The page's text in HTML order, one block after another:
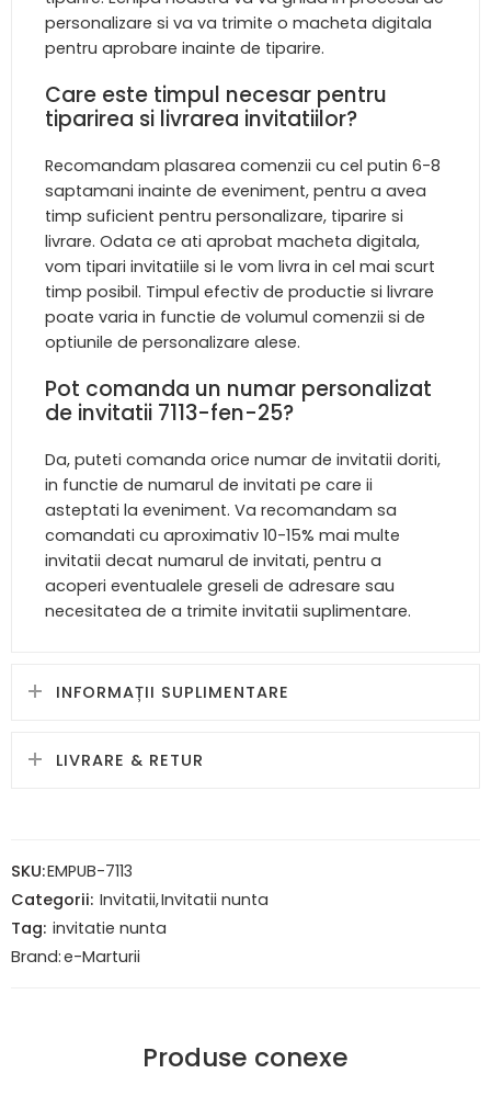
personalizare si va va trimite o macheta digitala
pentru aprobare inainte de tiparire.
Care este timpul necesar pentru
tiparirea si livrarea invitatiilor?
Recomandam plasarea comenzii cu cel putin 6-8
saptamani inainte de eveniment, pentru a avea
timp suficient pentru personalizare, tiparire si
livrare. Odata ce ati aprobat macheta digitala,
vom tipari invitatiile si le vom livra in cel mai scurt
timp posibil. Timpul efectiv de productie si livrare
poate varia in functie de volumul comenzii si de
optiunile de personalizare alese.
Pot comanda un numar personalizat
de invitatii 7113-fen-25?
Da, puteti comanda orice numar de invitatii doriti,
in functie de numarul de invitati pe care ii
asteptati la eveniment. Va recomandam sa
comandati cu aproximativ 10-15% mai multe
invitatii decat numarul de invitati, pentru a
acoperi eventualele greseli de adresare sau
necesitatea de a trimite invitatii suplimentare.
INFORMAȚII SUPLIMENTARE
LIVRARE & RETUR
SKU:EMPUB-7113
Categorii: Invitatii,Invitatii nunta
Tag: invitatie nunta
Brand:e-Marturii
Produse conexe